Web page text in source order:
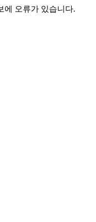
에 오류가 있습니다.